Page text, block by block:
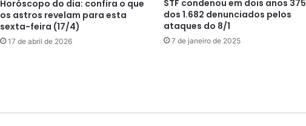
Horóscopo do dia: confira o que
os astros revelam para esta
sexta-feira (17/4)
17 de abril de 2026
STF condenou em dois anos 375
dos 1.682 denunciados pelos
ataques do 8/1
7 de janeiro de 2025